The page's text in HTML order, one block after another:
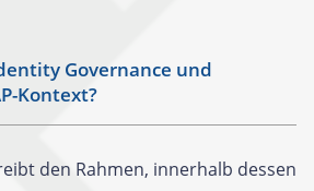
Governance und
Kontext?
den Rahmen, innerhalb dessen